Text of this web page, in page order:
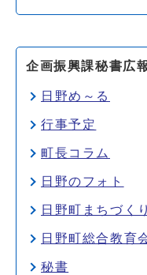
企画振興課秘書広
日野め～る
行事予定
町長コラム
日野のフォト
日野町まちづく
日野町総合教育
秘書